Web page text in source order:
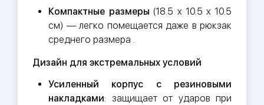
Компактные размеры (18.5 x 10.5 x 10.5
см) — легко помещается даже в рюкзак
среднего размера .
Дизайн для экстремальных условий
Усиленный корпус с резиновыми
накладками: защищает от ударов при